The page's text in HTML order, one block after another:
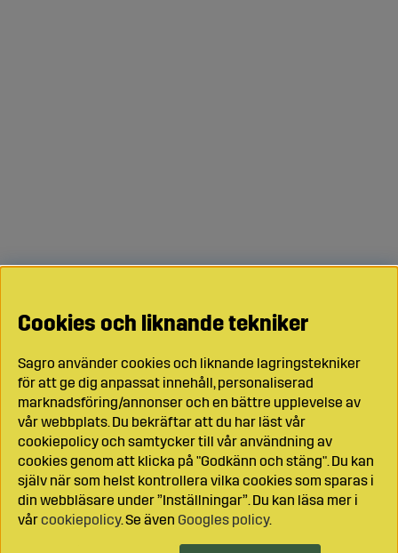
Cookies och liknande tekniker
Sagro använder cookies och liknande lagringstekniker
för att ge dig anpassat innehåll, personaliserad
marknadsföring/annonser och en bättre upplevelse av
vår webbplats. Du bekräftar att du har läst vår
cookiepolicy och samtycker till vår användning av
cookies genom att klicka på "Godkänn och stäng". Du kan
själv när som helst kontrollera vilka cookies som sparas i
din webbläsare under ”Inställningar”. Du kan läsa mer i
vårcookiepolicy. Se även Googles policy.